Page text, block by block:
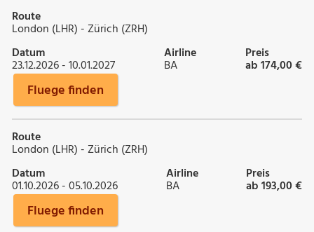
Route
London (LHR) - Zürich (ZRH)
Datum
23.12.2026 - 10.01.2027
Airline
BA
Preis
ab 174,00 €
Fluege finden
Route
London (LHR) - Zürich (ZRH)
Datum
01.10.2026 - 05.10.2026
Airline
BA
Preis
ab 193,00 €
Fluege finden